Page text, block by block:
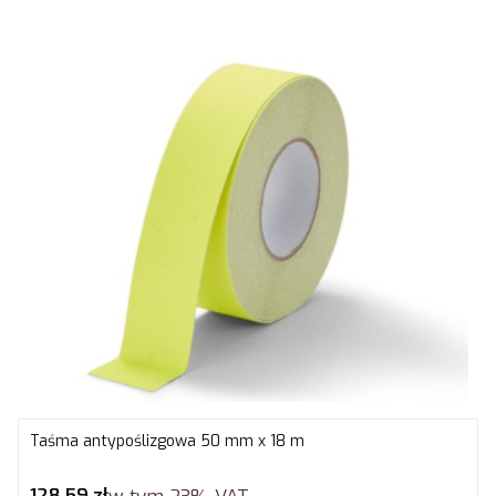
Taśma antypoślizgowa 50 mm x 18 m